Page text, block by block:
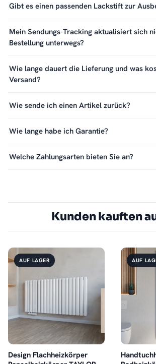
Gibt es einen passenden Lackstift zur
Mein Sendungs-Tracking aktualisiert sich
Bestellung unterwegs?
Wie lange dauert die Lieferung und was
Versand?
Wie sende ich einen Artikel zurück?
Wie lange habe ich Garantie?
Welche Zahlungsarten bieten Sie an?
Kunden kauften
AUF LAGER
Design Flachheizkörper
AUF